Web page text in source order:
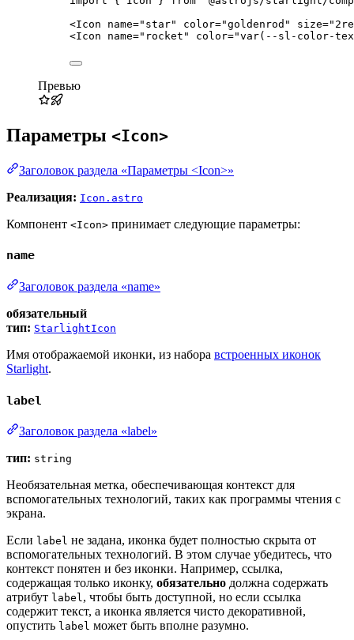
<Icon name=" star" color="goldenrod " size="
<Icon name=" rocket " color="var(--sl-color-
Превью
Параметры <Icon>
Заголовок раздела «Параметры <Icon>»
Реализация: Icon.astro
Компонент <Icon> принимает следующие параметры:
name
Заголовок раздела «name»
обязательный
тип: StarlightIcon
Имя отображаемой иконки, из набора встроенных иконок
Starlight.
label
Заголовок раздела «label»
тип: string
Необязательная метка, обеспечивающая контекст для
вспомогательных технологий, таких как программы чтения с
экрана.
Если label не задана, иконка будет полностью скрыта от
вспомогательных технологий. В этом случае убедитесь, что
контекст понятен и без иконки. Например, ссылка,
содержащая только иконку, обязательно должна содержать
атрибут label, чтобы быть доступной, но если ссылка
содержит текст, а иконка является чисто декоративной,
опустить label может быть вполне разумно.